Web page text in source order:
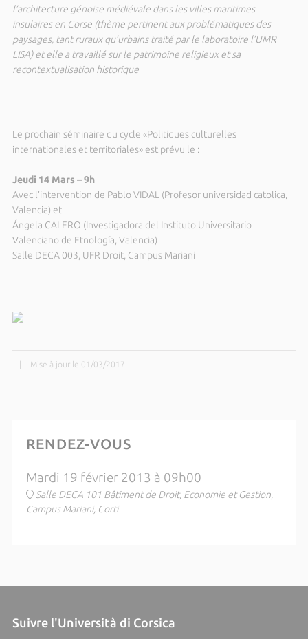
l’architecture génoise médiévale dans les villes maritimes
insulaires en Corse (thème pertinent aux problématiques des
paysages, tant ruraux qu’urbains traité par le laboratoire l’UMR
LISA) et elle a travaillé sur le patrimoine religieux et sa
recontextualisation historique
Le prochain séminaire du cycle «Politiques culturelles
internationales et territoriales» est prévu le :
Jeudi 14 Mars – 9h
Avec l’intervention de Pablo VIDAL (Profesor universidad catolica,
Valencia) et
Ángela CALERO (Investigadora del Instituto Universitario
Valenciano de Etnología, Valencia)
Salle DECA 003, UFR Droit, Campus Mariani
Mise à jour le 01/03/2017
RENDEZ-VOUS
Mardi 19 février 2013 à 09h00
Salle DECA 101 Bâtiment de Droit, Economie et Gestion,
Campus Mariani, Corti
Suivre l'Università di Corsica